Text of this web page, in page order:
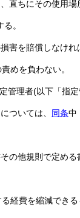
直ちにその使用
。
害を賠償しなけれ
めを負わない。
管理者(以下「指
ついては、 同条中
の他規則で定め
経費を縮減できる